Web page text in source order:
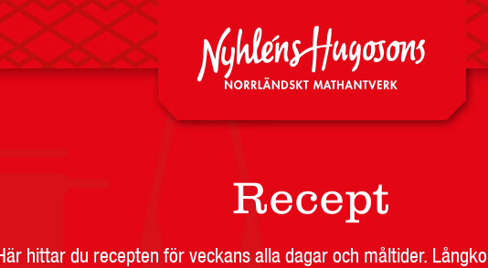
Recept
hittar du recepten för veckans alla dagar och måltider.